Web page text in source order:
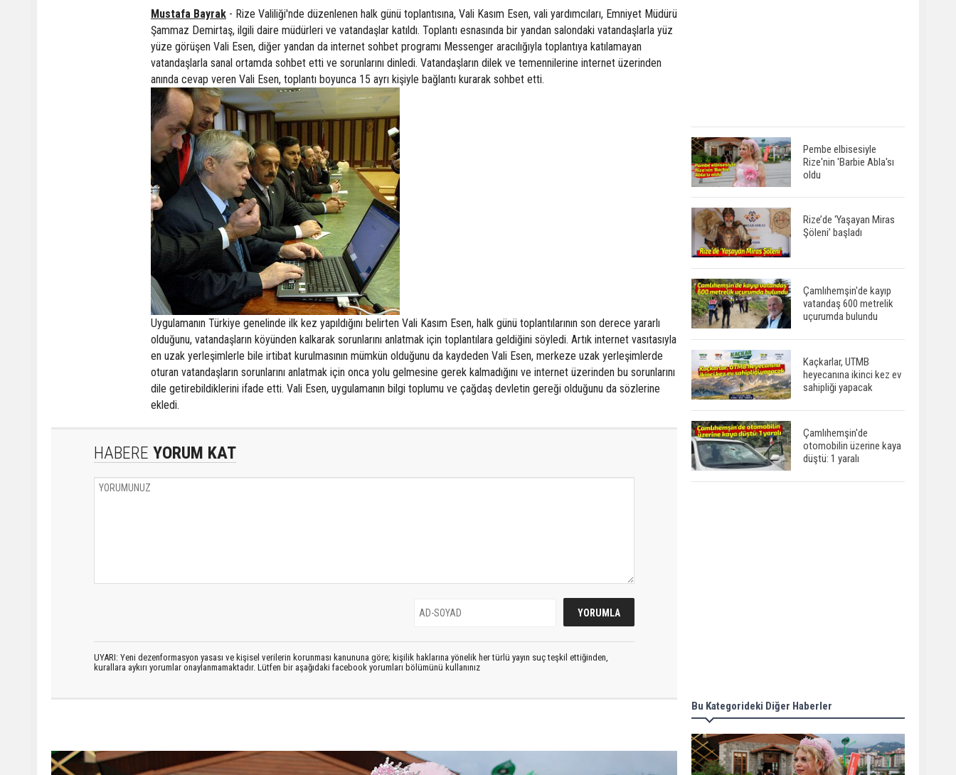
Mustafa Bayrak - Rize Valiliği'nde düzenlenen halk günü toplantısına, Vali Kasım Esen, vali yardımcıları, Emniyet Müdürü
Şammaz Demirtaş, ilgili daire müdürleri ve vatandaşlar katıldı. Toplantı esnasında bir yandan salondaki vatandaşlarla yüz
yüze görüşen Vali Esen, diğer yandan da internet sohbet programı Messenger aracılığıyla toplantıya katılamayan
vatandaşlarla sanal ortamda sohbet etti ve sorunlarını dinledi. Vatandaşların dilek ve temennilerine internet üzerinden
anında cevap veren Vali Esen, toplantı boyunca 15 ayrı kişiyle bağlantı kurarak sohbet etti.
Uygulamanın Türkiye genelinde ilk kez yapıldığını belirten Vali Kasım Esen, halk günü toplantılarının son derece yararlı
olduğunu, vatandaşların köyünden kalkarak sorunlarını anlatmak için toplantılara geldiğini söyledi. Artık internet vasıtasıyla
en uzak yerleşimlerle bile irtibat kurulmasının mümkün olduğunu da kaydeden Vali Esen, merkeze uzak yerleşimlerde
oturan vatandaşların sorunlarını anlatmak için onca yolu gelmesine gerek kalmadığını ve internet üzerinden bu sorunlarını
dile getirebildiklerini ifade etti. Vali Esen, uygulamanın bilgi toplumu ve çağdaş devletin gereği olduğunu da sözlerine
ekledi.
HABERE YORUM KAT
UYARI: Yeni dezenformasyon yasası ve kişisel verilerin korunması kanununa göre; kişilik haklarına yönelik her türlü yayın suç teşkil ettiğinden,
kurallara aykırı yorumlar onaylanmamaktadır. Lütfen bir aşağıdaki facebook yorumları bölümünü kullanınız
Pembe elbisesiyle
Rize'nin 'Barbie Abla'sı
oldu
Rize’de ‘Yaşayan Miras
Şöleni’ başladı
Çamlıhemşin'de kayıp
vatandaş 600 metrelik
uçurumda bulundu
Kaçkarlar, UTMB
heyecanına ikinci kez ev
sahipliği yapacak
Çamlıhemşin'de
otomobilin üzerine kaya
düştü: 1 yaralı
Bu Kategorideki Diğer Haberler